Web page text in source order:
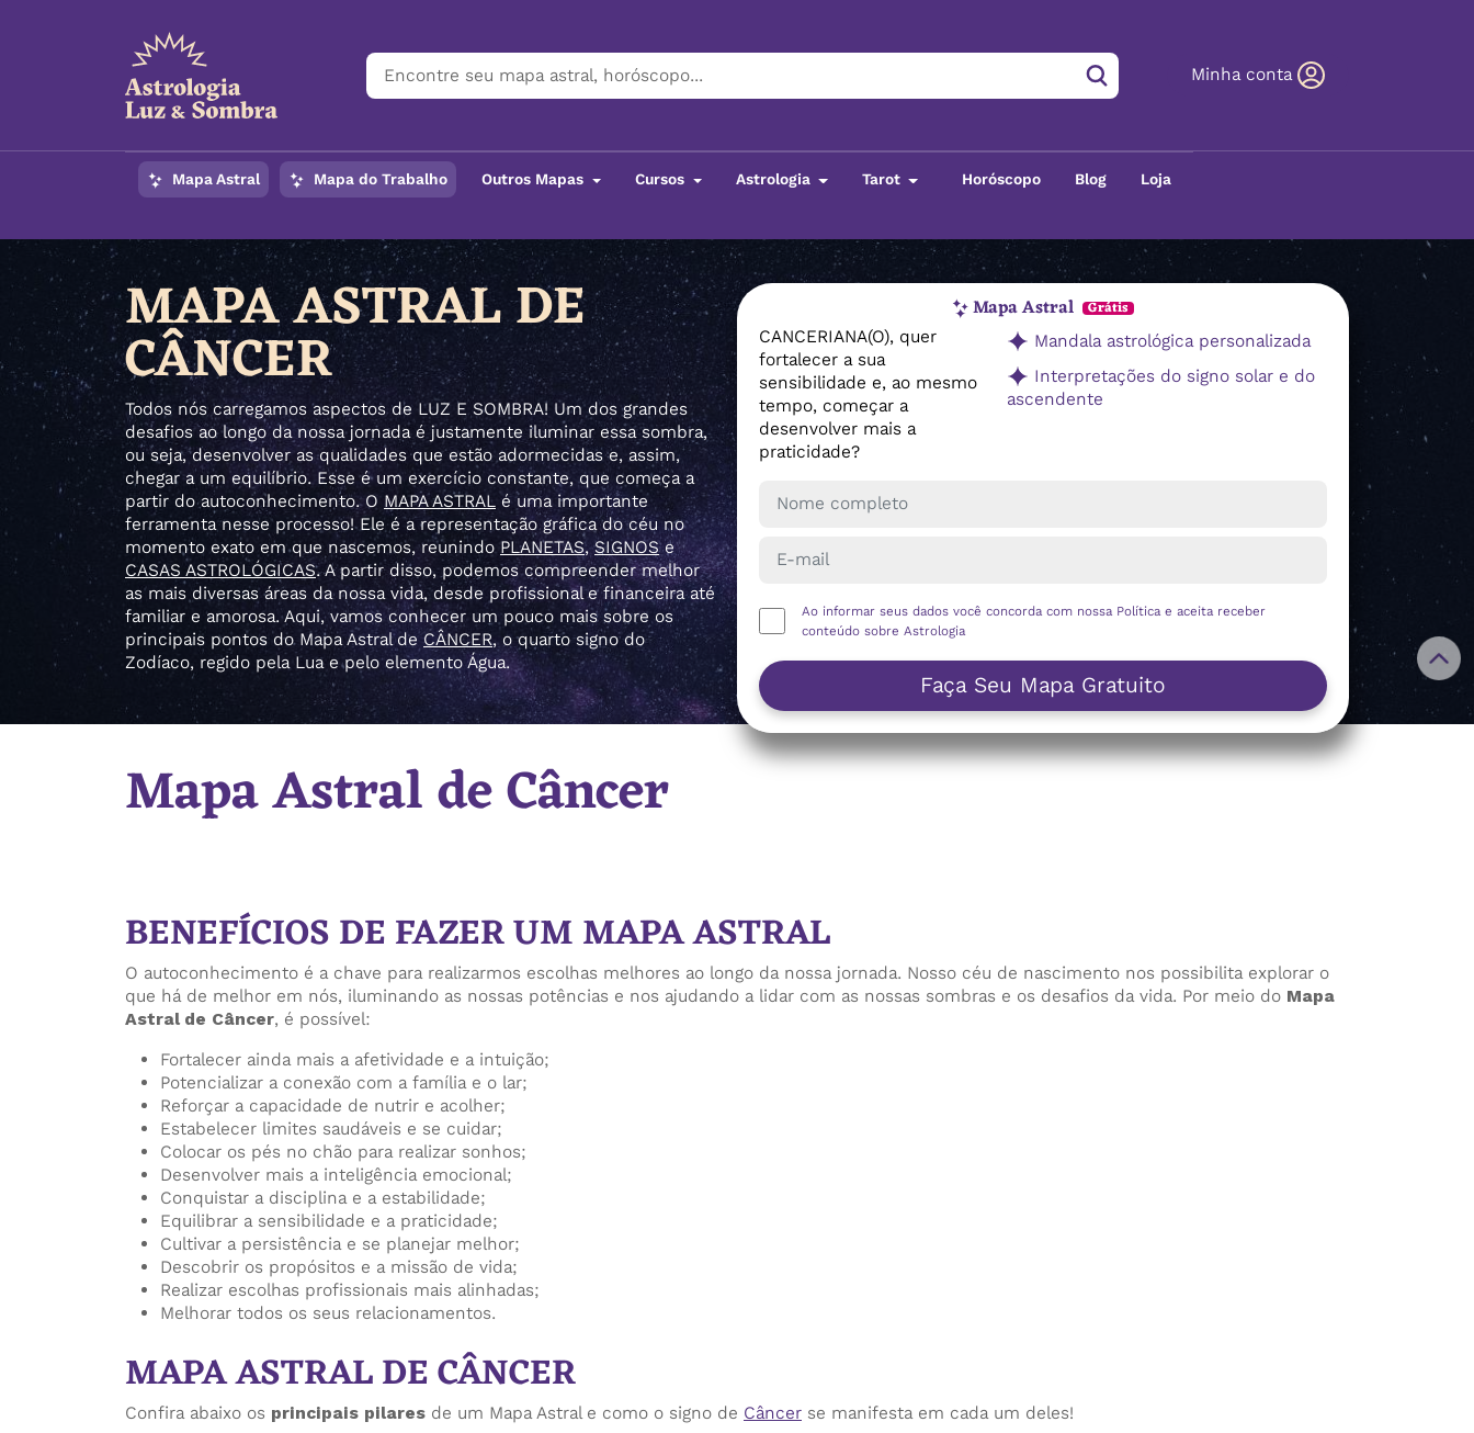
Minha conta
Mapa Astral Mapa do Trabalho Outros Mapas Cursos Astrologia Tarot Horóscopo Blog Loja
Mapa Astral Grátis
CANCERIANA(O), quer
fortalecer a sua
sensibilidade e, ao mesmo
tempo, começar a
desenvolver mais a
praticidade?
Mandala astrológica personalizada
Interpretações do signo solar e do
ascendente
Ao informar seus dados você concorda com nossa Políticae aceita receber
conteúdo sobre Astrologia
Faça Seu Mapa Gratuito
MAPA ASTRAL DE
CÂNCER
Todos nós carregamos aspectos de LUZ E SOMBRA! Um dos grandes
desafios ao longo da nossa jornada é justamente iluminar essa sombra,
ou seja, desenvolver as qualidades que estão adormecidas e, assim,
chegar a um equilíbrio. Esse é um exercício constante, que começa a
partir do autoconhecimento. O MAPA ASTRAL é uma importante
ferramenta nesse processo! Ele é a representação gráfica do céu no
momento exato em que nascemos, reunindo PLANETAS,SIGNOSe
CASAS ASTROLÓGICAS. A partir disso, podemos compreender melhor
as mais diversas áreas da nossa vida, desde profissional e financeira até
familiar e amorosa. Aqui, vamos conhecer um pouco mais sobre os
principais pontos do Mapa Astral deCÂNCER, o quarto signo do
Zodíaco, regido pela Lua e pelo elemento Água.
Mapa Astral de Câncer
BENEFÍCIOS DE FAZER UM MAPA ASTRAL
O autoconhecimento é a chave para realizarmos escolhas melhores ao longo da nossa jornada. Nosso céu de nascimento nos possibilita explorar o
que há de melhor em nós, iluminando as nossas potências e nos ajudando a lidar com as nossas sombras e os desafios da vida. Por meio do Mapa
Astral de Câncer, é possível:
Fortalecer ainda mais a afetividade e a intuição;
Potencializar a conexão com a família e o lar;
Reforçar a capacidade de nutrir e acolher;
Estabelecer limites saudáveis e se cuidar;
Colocar os pés no chão para realizar sonhos;
Desenvolver mais a inteligência emocional;
Conquistar a disciplina e a estabilidade;
Equilibrar a sensibilidade e a praticidade;
Cultivar a persistência e se planejar melhor;
Descobrir os propósitos e a missão de vida;
Realizar escolhas profissionais mais alinhadas;
Melhorar todos os seus relacionamentos.
MAPA ASTRAL DE CÂNCER
Confira abaixo os principais pilares de um Mapa Astral e como o signo de Câncer se manifesta em cada um deles!